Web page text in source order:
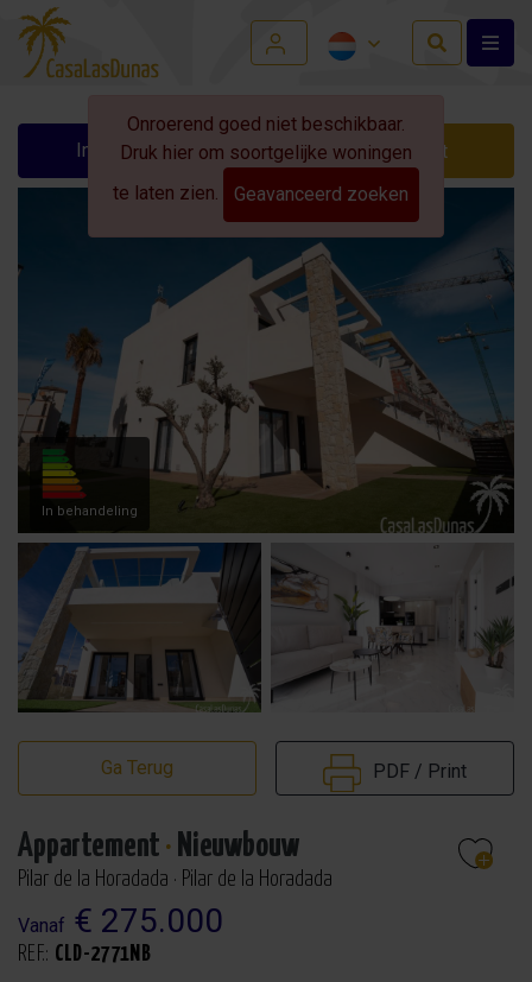
Info aanvragen Contact
Onroerend goed niet beschikbaar.
Druk hier om soortgelijke woningen
te laten zien.
Geavanceerd zoeken
In behandeling
Ga Terug PDF / Print
Appartement · Nieuwbouw
Pilar de la Horadada · Pilar de la Horadada
Vanaf € 275.000
REF.: CLD-2771NB